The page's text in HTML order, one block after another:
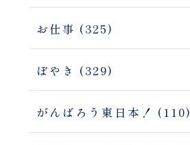
お仕事 (325)
ぼやき (329)
がんばろう東日本！ (110)